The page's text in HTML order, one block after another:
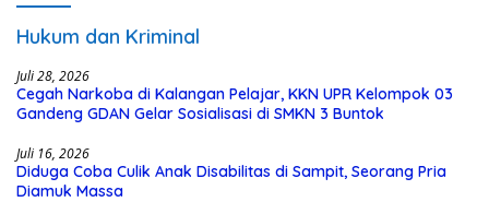
Hukum dan Kriminal
Juli 28, 2026
Cegah Narkoba di Kalangan Pelajar, KKN UPR Kelompok 03
Gandeng GDAN Gelar Sosialisasi di SMKN 3 Buntok
Juli 16, 2026
Diduga Coba Culik Anak Disabilitas di Sampit, Seorang Pria
Diamuk Massa